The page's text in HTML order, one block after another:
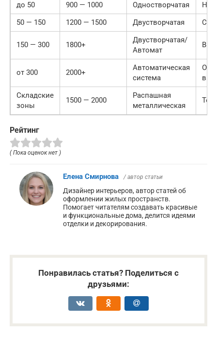
до 50 900 — 1000 Одностворчатая
50 — 150
1200 — 1500 Двустворчатая
150 — 300 1800+
Двустворчатая/
Автомат
от 300 2000+
Автоматическая
система
Складские
зоны
1500 — 2000
Распашная
металлическая
Рейтинг
( Пока оценок нет )
Елена Смирнова / автор статьи
Дизайнер интерьеров, автор статей об
оформлении жилых пространств.
Помогает читателям создавать красивые
и функциональные дома, делится идеями
отделки и декорирования.
Понравилась статья? Поделиться с
друзьями: